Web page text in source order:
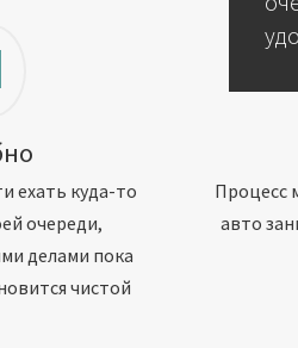
ехать куда-то
очереди,
делами пока
чистой
Процесс
авто